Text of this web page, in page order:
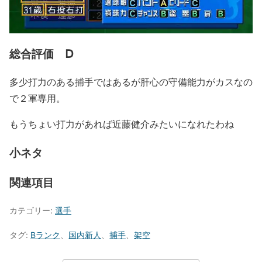
総合評価 Ⅾ
多少打力のある捕手ではあるが肝心の守備能力がカスなの
で２軍専用。
もうちょい打力があれば近藤健介みたいになれたわね
小ネタ
関連項目
カテゴリー: 選手
タグ: Bランク 国内新人 捕手 架空